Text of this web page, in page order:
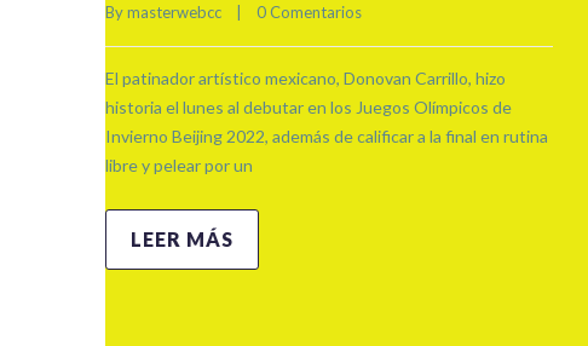
By masterwebcc 0 Comentarios
El patinador artístico mexicano, Donovan Carrillo, hizo
historia el lunes al debutar en los Juegos Olímpicos de
Invierno Beijing 2022, además de calificar a la final en rutina
libre y pelear por un
LEER MÁS